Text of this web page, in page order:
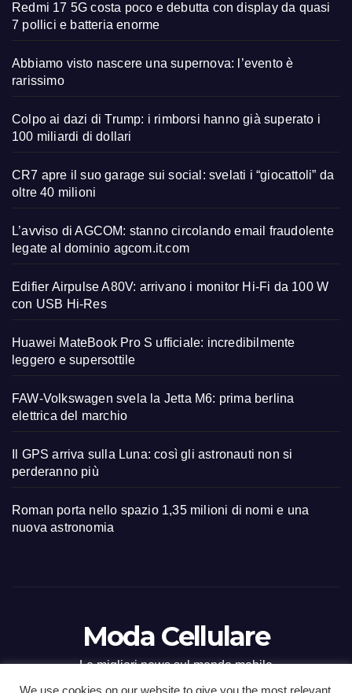
Redmi 17 5G costa poco e debutta con display da quasi
7 pollici e batteria enorme
Abbiamo visto nascere una supernova: l’evento è
rarissimo
Colpo ai dazi di Trump: i rimborsi hanno già superato i
100 miliardi di dollari
CR7 apre il suo garage sui social: svelati i “giocattoli” da
oltre 40 milioni
L’avviso di AGCOM: stanno circolando email fraudolente
legate al dominio agcom.it.com
Edifier Airpulse A80V: arrivano i monitor Hi-Fi da 100 W
con USB Hi-Res
Huawei MateBook Pro S ufficiale: incredibilmente
leggero e supersottile
FAW-Volkswagen svela la Jetta M6: prima berlina
elettrica del marchio
Il GPS arriva sulla Luna: così gli astronauti non si
perderanno più
Roman porta nello spazio 1,35 milioni di nomi e una
nuova astronomia
Moda Cellulare
Le migliori news sul mondo mobile